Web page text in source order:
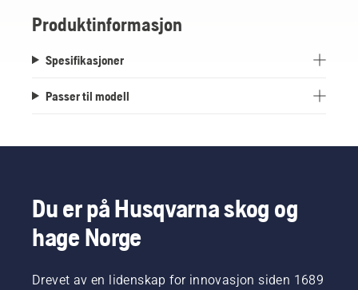
Produktinformasjon
Spesifikasjoner
Passer til modell
Du er på Husqvarna skog og
hage Norge
Drevet av en lidenskap for innovasjon siden 1689